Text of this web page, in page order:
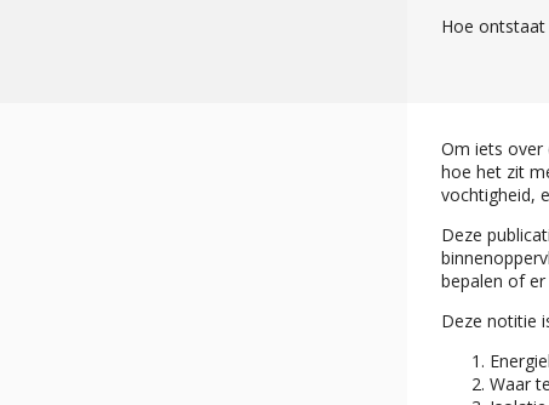
Hoe
Om iets over
hoe het zit
vochtigheid,
Deze
bepalen of
Deze notitie
Waar